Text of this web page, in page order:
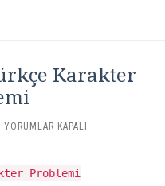
FOR
WORK
IÇIN
Karakter
PHP5
5
YORUMLAR KAPALI
Problemi